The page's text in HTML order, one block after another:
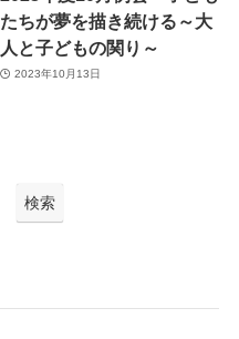
たちが夢を描き続ける～大
人と子どもの関り～
2023年10月13日
検索